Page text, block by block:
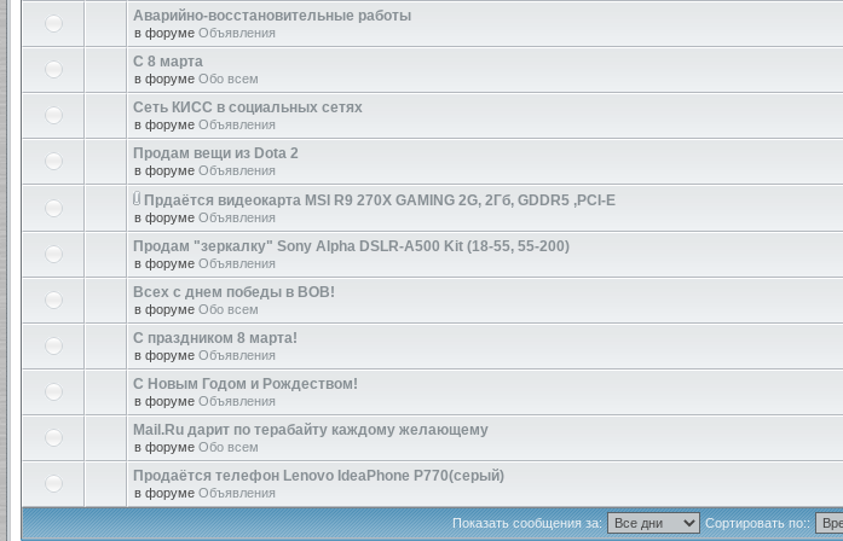
Аварийно-восстановительные работы
в форуме Объявления
С 8 марта
в форуме Обо всем
Сеть КИСС в социальных сетях
в форуме Объявления
Продам вещи из Dota 2
в форуме Объявления
Прдаётся видеокарта MSI R9 270X GAMING 2G, 2Гб, GDDR5 ,PCI-E
в форуме Объявления
Продам "зеркалку" Sony Alpha DSLR-A500 Kit (18-55, 55-200)
в форуме Объявления
Всех с днем победы в ВОВ!
в форуме Обо всем
С праздником 8 марта!
в форуме Объявления
С Новым Годом и Рождеством!
в форуме Объявления
Mail.Ru дарит по терабайту каждому желающему
в форуме Обо всем
Продаётся телефон Lenovo IdeaPhone P770(серый)
в форуме Объявления
Показать сообщения за: Сортировать по::